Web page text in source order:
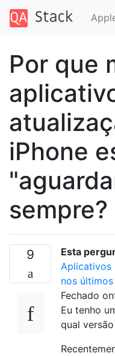
Por que
iPhone
9 Esta
Aplicativos
nos
Fechado
Eu tenho
qual